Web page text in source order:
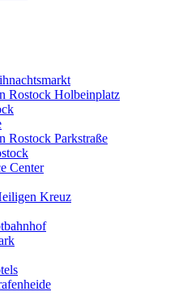
Rostock Holbeinplatz
Rostock Parkstraße
Center
Kreuz